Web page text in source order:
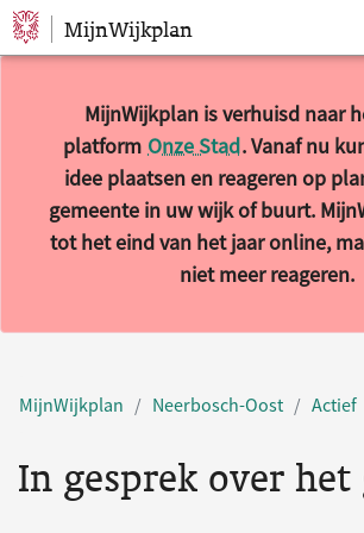
Sla navigatie over
MijnWijkplan
MijnWijkplan is verhuisd naar
platform Onze Stad. Vanaf nu
idee plaatsen en reageren op
gemeente in uw wijk of buurt.
tot het eind van het jaar online,
niet meer reageren.
MijnWijkplan Neerbosch-Oost Actief
In gesprek over het